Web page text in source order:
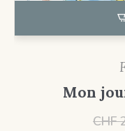
Mon
CHF